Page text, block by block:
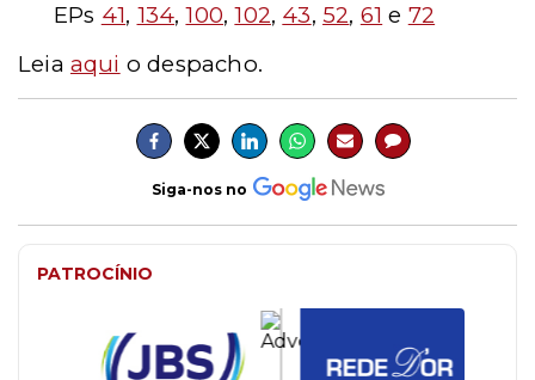
EPs 41, 134,100,102, 43,52, 61 e 72
Leia aqui o despacho.
Siga-nos no
PATROCÍNIO